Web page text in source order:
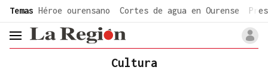
common.go-to-content
Temas Héroe ourensano Cortes de agua en Ourense
header.menu.open
Cultura